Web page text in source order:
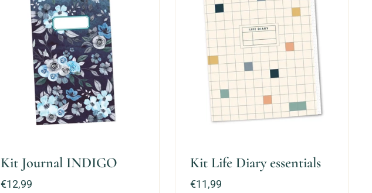
Kit Journal INDIGO
Precio:
€12,99
Kit Life Diary essentials
Precio:
€11,99